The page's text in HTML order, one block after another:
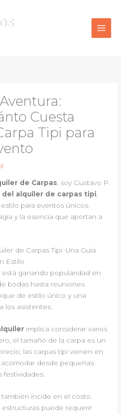
Cuesta
Tipi para
de Carpas, soy Gustavo P.
del alquiler de carpas tipi,
para eventos únicos.
y la esencia que aportan a
de Carpas Tipi: Una Guía
Estilo
está ganando popularidad en
bodas hasta reuniones
de estilo único y una
los asistentes.
implica considerar varios
el tamaño de la carpa es un
las carpas tipi vienen en
desde pequeñas
festividades.
también incide en el costo.
estructuras puede requerir